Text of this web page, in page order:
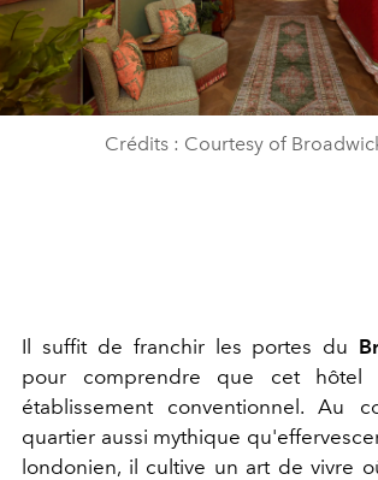
Crédits : Courtesy of
Il suffit de franchir les portes du
pour comprendre que cet
établissement conventionnel. Au
quartier aussi mythique
londonien, il cultive un art de vivre